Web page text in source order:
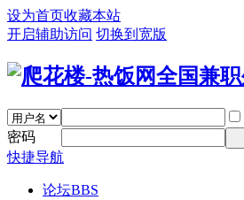
设为首页收藏本站
开启辅助访问 切换到宽版
密码
快捷导航
论坛BBS